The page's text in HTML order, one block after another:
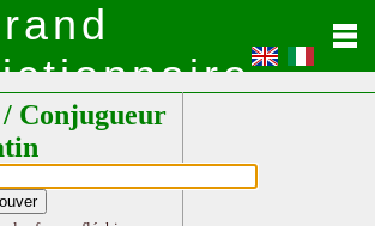
Conjugueur